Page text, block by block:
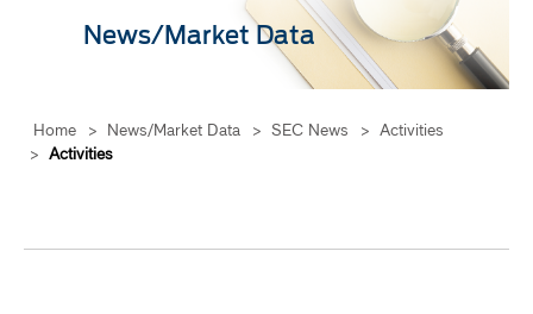
News/Market Data
Home > News/Market Data > SEC News > Activities
> Activities